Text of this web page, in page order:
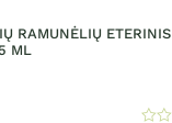
RAMUNĖLIŲ ETERINIS
ML